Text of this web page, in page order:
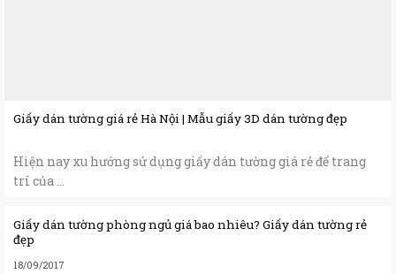
Giấy dán tường giá rẻ Hà Nội | Mẫu giấy 3D dán tường đẹp
Hiện nay xu hướng sử dụng giấy dán tường giá rẻ để trang
trí của ...
Giấy dán tường phòng ngủ giá bao nhiêu? Giấy dán tường rẻ
đẹp
18/09/2017